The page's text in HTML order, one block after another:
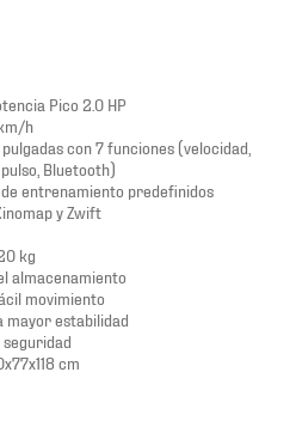
Pico 2.0 HP
h
con 7 funciones (velocidad,
Bluetooth)
entrenamiento predefinidos
y Zwift
kg
almacenamiento
movimiento
mayor estabilidad
cm